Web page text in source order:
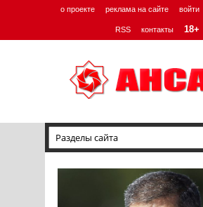
о проекте реклама на сайте войти
RSS контакты 18+